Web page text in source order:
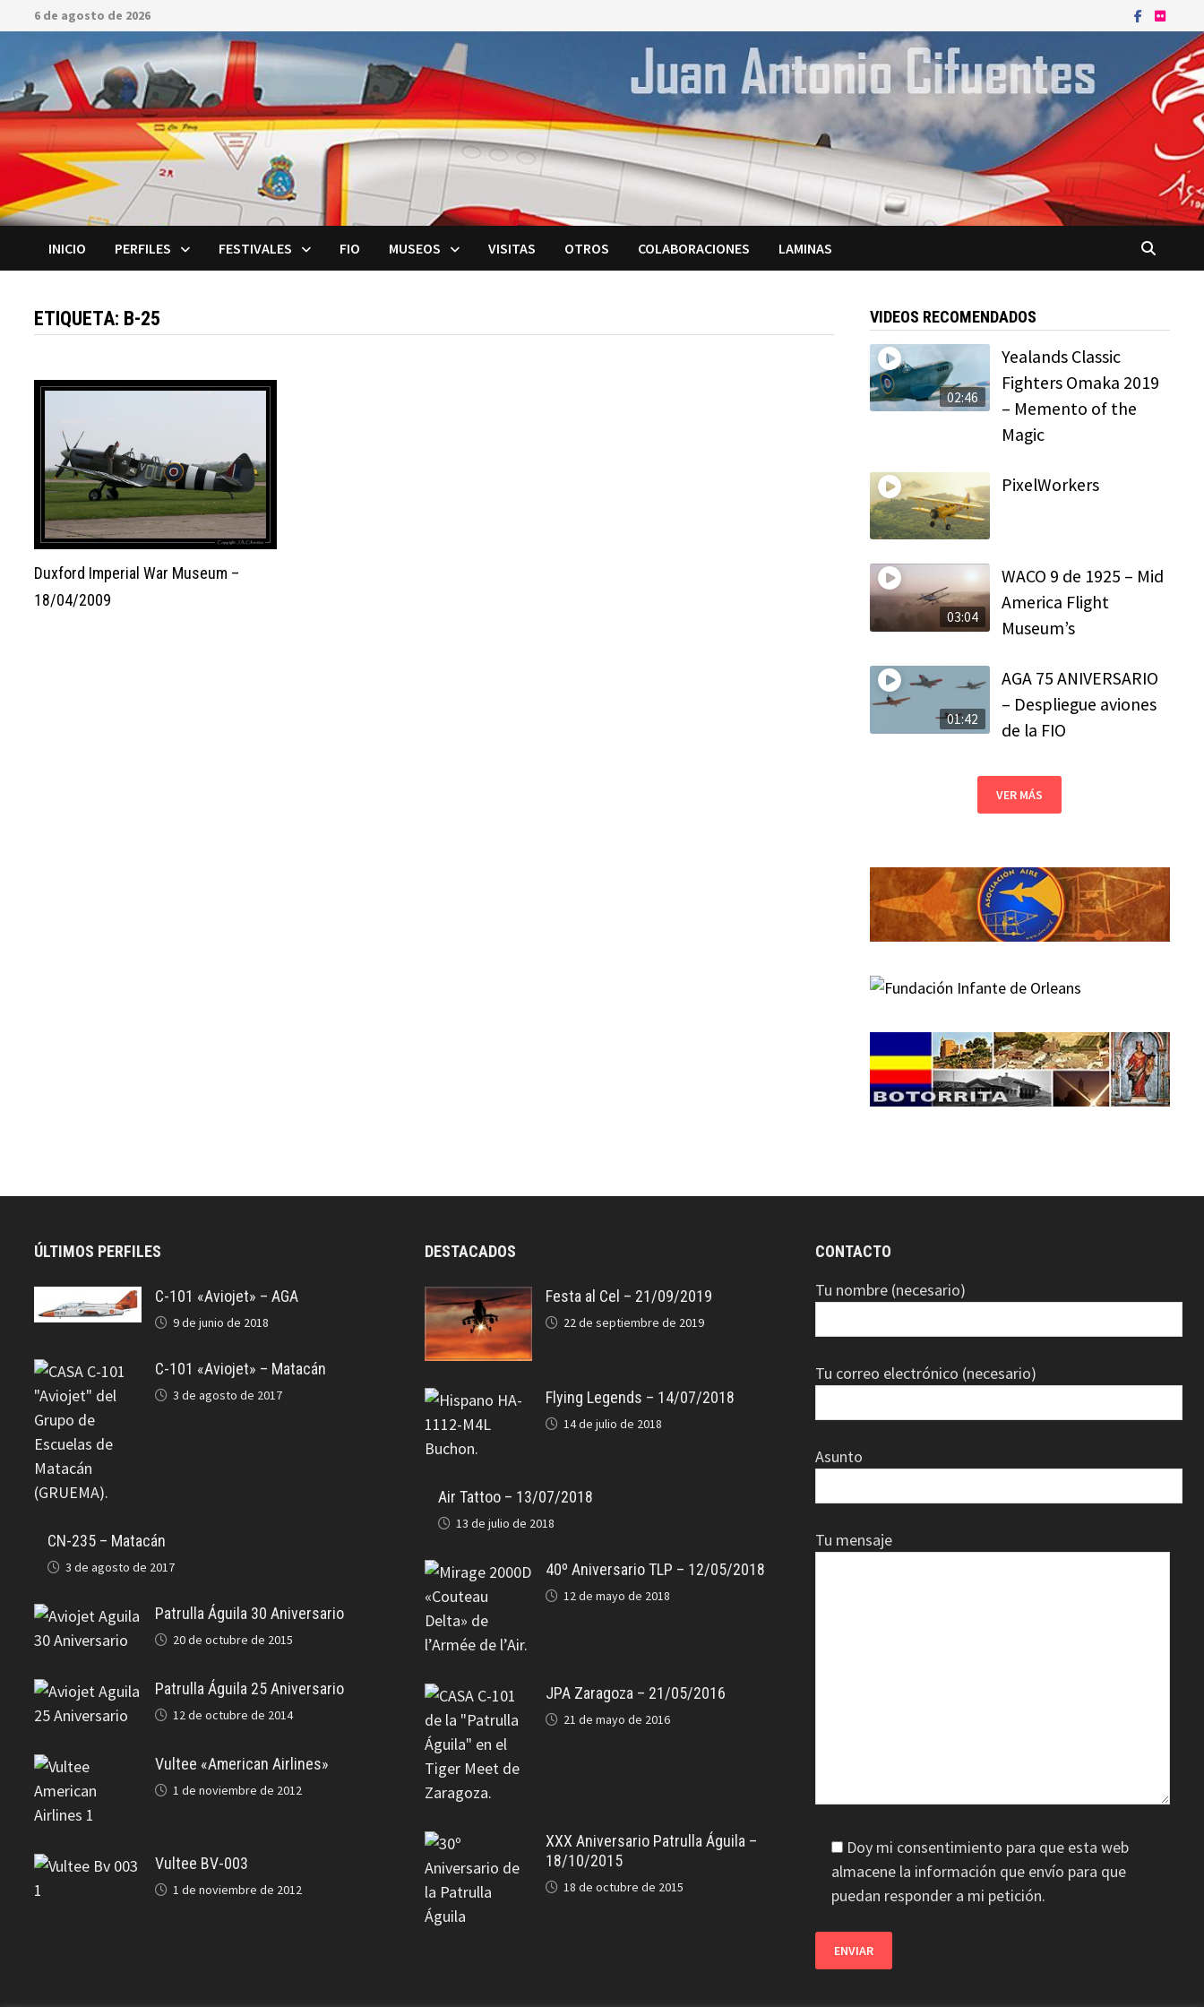
Saltar
al
contenido
6 de agosto de 2026
INICIO PERFILES FESTIVALES FIO MUSEOS VISITAS OTROS COLABORACIONES LAMINAS
ETIQUETA: B-25
Duxford Imperial War Museum –
18/04/2009
VIDEOS RECOMENDADOS
02:46
Yealands Classic
Fighters Omaka 2019
– Memento of the
Magic
PixelWorkers
03:04
WACO 9 de 1925 – Mid
America Flight
Museum’s
01:42
AGA 75 ANIVERSARIO
– Despliegue aviones
de la FIO
VER MÁS
ÚLTIMOS PERFILES
C-101 «Aviojet» – AGA
9 de junio de 2018
C-101 «Aviojet» – Matacán
3 de agosto de 2017
CN-235 – Matacán
3 de agosto de 2017
Patrulla Águila 30 Aniversario
20 de octubre de 2015
Patrulla Águila 25 Aniversario
12 de octubre de 2014
Vultee «American Airlines»
1 de noviembre de 2012
Vultee BV-003
1 de noviembre de 2012
DESTACADOS
Festa al Cel – 21/09/2019
22 de septiembre de 2019
Flying Legends – 14/07/2018
14 de julio de 2018
Air Tattoo – 13/07/2018
13 de julio de 2018
40º Aniversario TLP – 12/05/2018
12 de mayo de 2018
JPA Zaragoza – 21/05/2016
21 de mayo de 2016
XXX Aniversario Patrulla Águila –
18/10/2015
18 de octubre de 2015
CONTACTO
Tu nombre (necesario)
Tu correo electrónico (necesario)
Asunto
Tu mensaje
Doy mi consentimiento para que esta web
almacene la información que envío para que
puedan responder a mi petición.